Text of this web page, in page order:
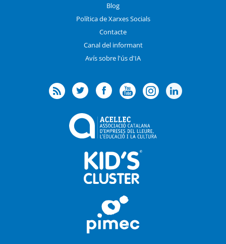
Blog
Política de Xarxes Socials
Contacte
Canal del informant
Avís sobre l'ús d'IA